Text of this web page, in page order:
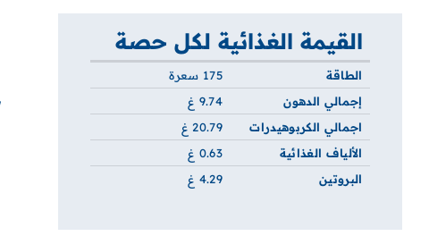
القيمة الغذائية لكل حصة
الطاقة
175 سعرة
إجمالي الدهون
9.74 غ
اجمالي الكربوهيدرات
20.79 غ
الألياف الغذائية
0.63 غ
البروتين
4.29 غ